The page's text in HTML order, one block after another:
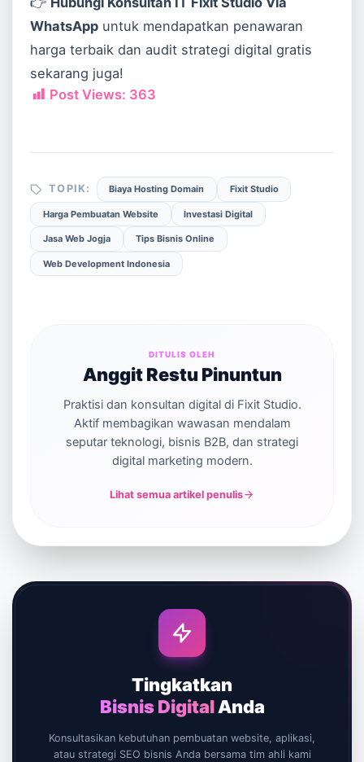
WhatsApp untuk mendapatkan penawaran
harga terbaik dan audit strategi digital gratis
sekarang juga!
Post Views: 363
TOPIK: Biaya Hosting Domain Fixit Studio
Harga Pembuatan Website Investasi Digital
Jasa Web Jogja Tips Bisnis Online
Web Development Indonesia
DITULIS OLEH
Anggit Restu Pinuntun
Praktisi dan konsultan digital di Fixit Studio.
Aktif membagikan wawasan mendalam
seputar teknologi, bisnis B2B, dan strategi
digital marketing modern.
Lihat semua artikel penulis
Tingkatkan
Bisnis DigitalAnda
Konsultasikan kebutuhan pembuatan website, aplikasi,
atau strategi SEO bisnis Anda bersama tim ahli kami